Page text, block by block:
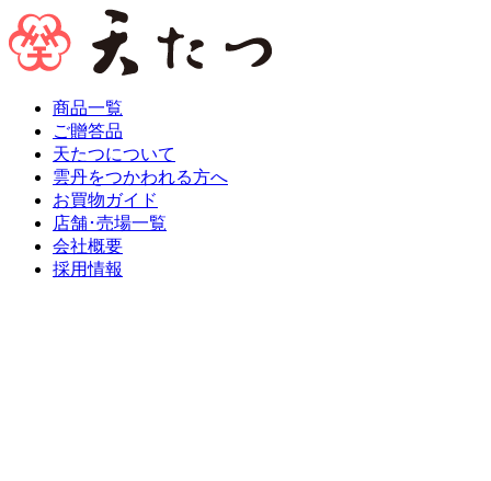
商品一覧
ご贈答品
天たつについて
雲丹をつかわれる方へ
お買物ガイド
店舗･売場一覧
会社概要
採用情報